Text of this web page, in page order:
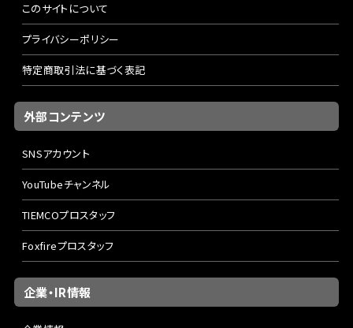
このサイトについて
プライバシーポリシー
特定商取引法に基づく表記
外部コンテンツ
SNSアカウント
YouTubeチャンネル
TIEMCOプロスタッフ
Foxfireプロスタッフ
企業・IR情報